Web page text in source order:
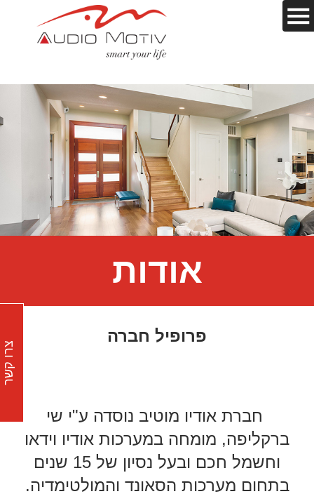
אודות
פרופיל חברה
חברת אודיו מוטיב נוסדה ע"י שי
ברקליפה, מומחה במערכות אודיו וידאו
וחשמל חכם ובעל נסיון של 15 שנים
בתחום מערכות הסאונד והמולטימדיה.
צרו קשר